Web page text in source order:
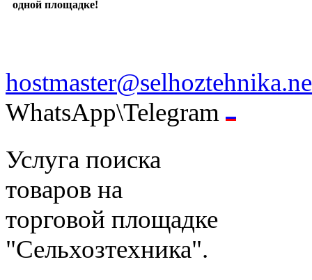
одной площадке!
WhatsApp\Telegram
Услуга поиска
товаров на
торговой площадке
"Сельхозтехника".